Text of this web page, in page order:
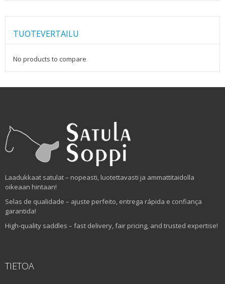
TUOTEVERTAILU
No products to compare
Laadukkaat satulat – nopeasti, luotettavasti ja ammattitaidolla
oikeaan hintaan!
Selas de qualidade – ajuste perfeito, entrega rápida e confiança
garantida!
High-quality saddles – fast delivery, fair pricing, and trusted expertise!
TIETOA